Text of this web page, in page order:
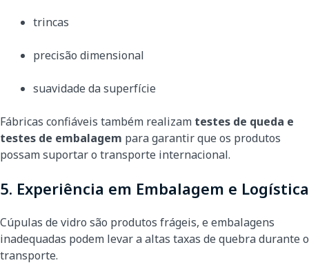
trincas
precisão dimensional
suavidade da superfície
Fábricas confiáveis também realizam testes de queda e
testes de embalagem para garantir que os produtos
possam suportar o transporte internacional.
5. Experiência em Embalagem e Logística
Cúpulas de vidro são produtos frágeis, e embalagens
inadequadas podem levar a altas taxas de quebra durante o
transporte.